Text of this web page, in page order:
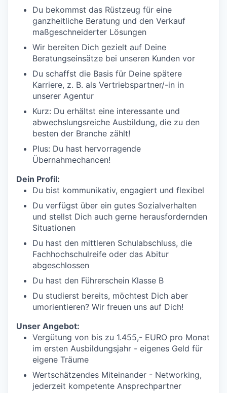
Du bekommst das Rüstzeug für eine
ganzheitliche Beratung und den Verkauf
maßgeschneiderter Lösungen
Wir bereiten Dich gezielt auf Deine
Beratungseinsätze bei unseren Kunden vor
Du schaffst die Basis für Deine spätere
Karriere, z. B. als Vertriebspartner/-in in
unserer Agentur
Kurz: Du erhältst eine interessante und
abwechslungsreiche Ausbildung, die zu den
besten der Branche zählt!
Plus: Du hast hervorragende
Übernahmechancen!
Dein Profil:
Du bist kommunikativ, engagiert und flexibel
Du verfügst über ein gutes Sozialverhalten
und stellst Dich auch gerne herausfordernden
Situationen
Du hast den mittleren Schulabschluss, die
Fachhochschulreife oder das Abitur
abgeschlossen
Du hast den Führerschein Klasse B
Du studierst bereits, möchtest Dich aber
umorientieren? Wir freuen uns auf Dich!
Unser Angebot:
Vergütung von bis zu 1.455,- EURO pro Monat
im ersten Ausbildungsjahr - eigenes Geld für
eigene Träume
Wertschätzendes Miteinander - Networking,
jederzeit kompetente Ansprechpartner